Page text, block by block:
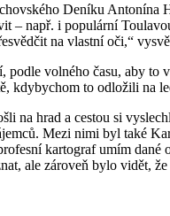
Deníku Antonína
– např. i populární
na vlastní oči,“
volného času, aby
kdybychom to odložili na
na hrad a cestou si
Mezi nimi byl také
kartograf umím
ale zároveň bylo vidět,